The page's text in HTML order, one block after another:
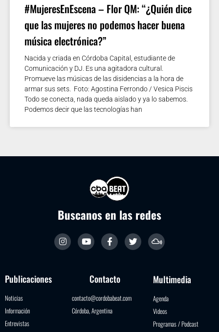
#MujeresEnEscena – Flor QM: “¿Quién dice
que las mujeres no podemos hacer buena
música electrónica?”
Nacida y criada en Córdoba Capital, estudiante de
Comunicación y DJ. Es una agitadora cultural.
Promueve las músicas de las disidencias a la hora de
armar sus sets. Foto: Agostina Ferrondo / Vesica Piscis
Todo se conecta, nada queda aislado y ya lo sabemos.
Podemos decir que las tecnologías han
Buscanos en las redes
Publicaciones
Noticias
Información
Entrevistas
Contacto
contacto@cordobabeat.com
Córdoba, Argentina
Multimedia
Agenda
Videos
Programas / Podcast